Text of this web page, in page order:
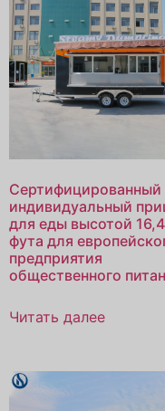
Сертифицированный
индивидуальный
для еды высотой 16,4
фута для
предприятия
общественного
Читать далее